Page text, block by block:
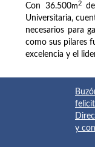
Con 36.500m2
Universitaria,
necesarios para
como sus pilares
excelencia y el
y